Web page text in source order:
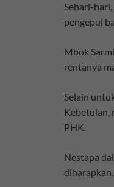
Sehari-
pengepul
Mbok
rentanya
Selain
Kebetulan,
PHK.
Nestapa